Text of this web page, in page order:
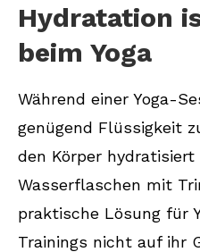
Hydratation
beim Yoga
Während einer Yoga-
genügend Flüssigkeit
den Körper
Wasserflaschen mit
praktische Lösung für
Trainings nicht auf ihr